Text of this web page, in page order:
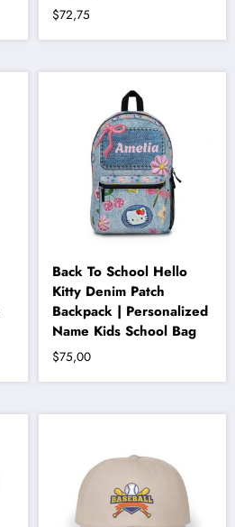
$72,75
Bu
birden
Seçenekler
sayfasından
seçilebilir
Back To School Hello
Kitty Denim Patch
Backpack | Personalized
Name Kids School Bag
$75,00